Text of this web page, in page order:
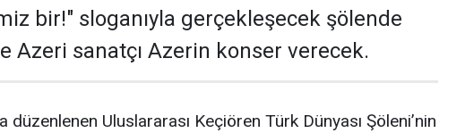
bir!" sloganıyla gerçekleşecek şölende
Azeri sanatçı Azerin konser verecek.
düzenlenen Uluslararası Keçiören Türk Dünyası Şöleni’nin